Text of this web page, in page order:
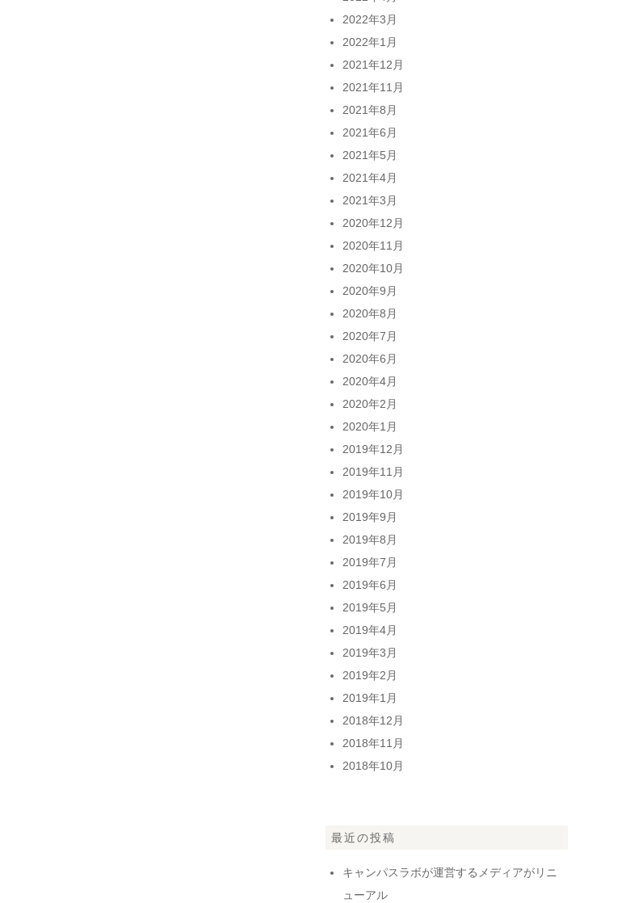
2022年3月
2022年1月
2021年12月
2021年11月
2021年8月
2021年6月
2021年5月
2021年4月
2021年3月
2020年12月
2020年11月
2020年10月
2020年9月
2020年8月
2020年7月
2020年6月
2020年4月
2020年2月
2020年1月
2019年12月
2019年11月
2019年10月
2019年9月
2019年8月
2019年7月
2019年6月
2019年5月
2019年4月
2019年3月
2019年2月
2019年1月
2018年12月
2018年11月
2018年10月
最近の投稿
キャンパスラボが運営するメディアがリニ
ューアル